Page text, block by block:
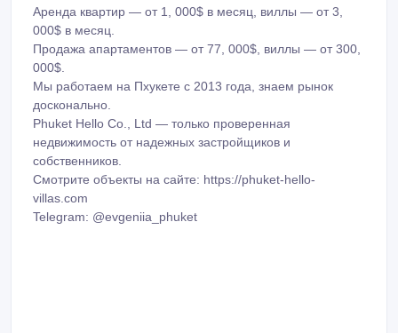
Аренда квартир — от 1, 000$ в месяц, виллы — от 3,
000$ в месяц.
Продажа апартаментов — от 77, 000$, виллы — от 300,
000$.
Мы работаем на Пхукете с 2013 года, знаем рынок
досконально.
Phuket Hello Co., Ltd — только проверенная
недвижимость от надежных застройщиков и
собственников.
Смотрите объекты на сайте: https://phuket-hello-
villas.com
Telegram: @evgeniia_phuket